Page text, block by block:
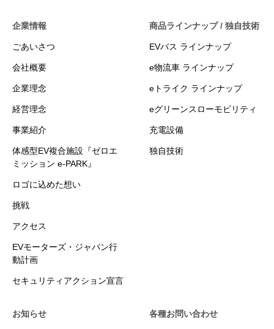
企業情報
ごあいさつ
会社概要
企業理念
経営理念
事業紹介
体感型EV複合施設『ゼロエ
ミッション e-PARK』
ロゴに込めた想い
挑戦
アクセス
EVモーターズ・ジャパン行
動計画
セキュリティアクション宣言
商品ラインナップ / 独自技術
EVバス ラインナップ
e物流車 ラインナップ
eトライク ラインナップ
eグリーンスローモビリティ
充電設備
独自技術
お知らせ 各種お問い合わせ